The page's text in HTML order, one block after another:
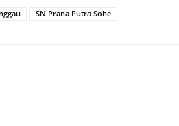
SN Prana Putra Sohe